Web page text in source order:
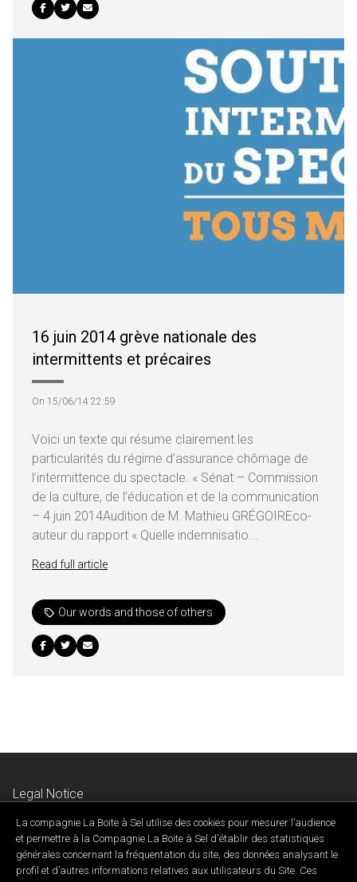
16 juin 2014 grève nationale des
intermittents et précaires
On 15/06/14 22:59
Voici un texte qui résume clairement les
particularités du régime d’assurance chômage de
l’intermittence du spectacle. « Sénat – Commission
de la culture, de l’éducation et de la communication
– 4 juin 2014Audition de M. Mathieu GRÉGOIREco-
auteur du rapport « Quelle indemnisatio...
Read full article
Our words and those of others
Legal Notice
Contact Us
La compagnie La Boite à Sel utilise des cookies pour mesurer l’audience
et permettre à la Compagnie La Boite à Sel d'établir des statistiques
générales concernant la fréquentation du site, des données analysant le
profil et d’autres informations relatives aux utilisateurs du Site. Ces